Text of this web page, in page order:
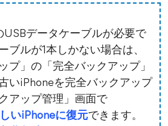
データケーブルが必要で
ブルが1本しかない場合は、
プ」の「完全バックアップ」
いiPhoneを完全バックアップ
アップ管理」画面で
いiPhoneに復元できます。